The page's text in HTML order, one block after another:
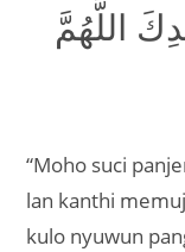
اللَّهُمَّ
“Moho suci
lan kanthi
kulo nyuwun